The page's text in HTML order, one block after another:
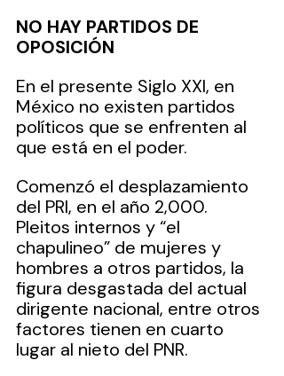
NO HAY PARTIDOS DE
OPOSICIÓN
En el presente Siglo XXI, en
México no existen partidos
políticos que se enfrenten al
que está en el poder.
Comenzó el desplazamiento
del PRI, en el año 2,000.
Pleitos internos y “el
chapulineo” de mujeres y
hombres a otros partidos, la
figura desgastada del actual
dirigente nacional, entre otros
factores tienen en cuarto
lugar al nieto del PNR.